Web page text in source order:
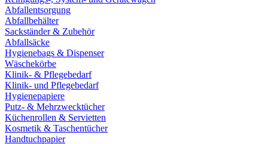
Abfallentsorgung
Abfallbehälter
Sackständer & Zubehör
Abfallsäcke
Hygienebags & Dispenser
Wäschekörbe
Klinik- & Pflegebedarf
Klinik- und Pflegebedarf
Hygienepapiere
Putz- & Mehrzwecktücher
Küchenrollen & Servietten
Kosmetik & Taschentücher
Handtuchpapier